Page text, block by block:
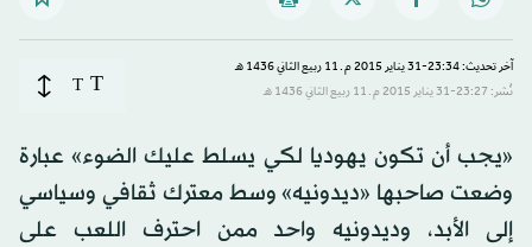
آخر تحديث: 23:34-31 يناير 2015 م ـ 11 ربيع الثاني 1436 هـ
نُشر: 23:27-31 يناير 2015 م ـ 11 ربيع الثاني 1436 هـ
T
T
«يجب أن تكون يهوديا لكي يسلط عليك الضوء» عبارة
وضعت صاحبها «ديدونيه» وسط معترك ثقافي وسياسي
إلى الأبد، وديدونيه واحد ممن احترف اللعب على